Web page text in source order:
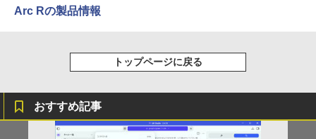
Arc Rの製品情報
トップページに戻る
おすすめ記事